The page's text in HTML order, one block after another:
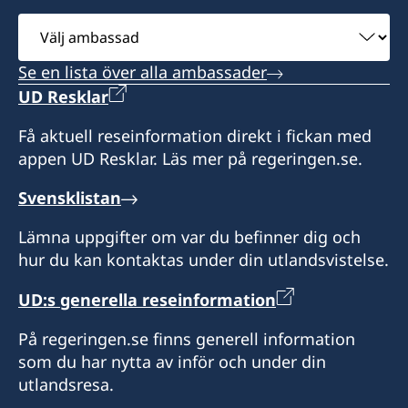
Carl Sturén
Välj
ambassad
Se en lista över alla ambassader
UD Resklar
Få aktuell reseinformation direkt i fickan med
appen UD Resklar. Läs mer på regeringen.se.
Svensklistan
Lämna uppgifter om var du befinner dig och
hur du kan kontaktas under din utlandsvistelse.
UD:s generella reseinformation
På regeringen.se finns generell information
som du har nytta av inför och under din
utlandsresa.